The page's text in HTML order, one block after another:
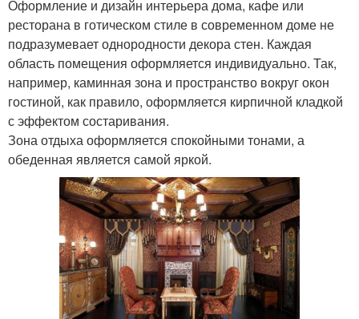
Оформление и дизайн интерьера дома, кафе или
ресторана в готическом стиле в современном доме не
подразумевает однородности декора стен. Каждая
область помещения оформляется индивидуально. Так,
например, каминная зона и пространство вокруг окон
гостиной, как правило, оформляется кирпичной кладкой
с эффектом состаривания.
Зона отдыха оформляется спокойными тонами, а
обеденная является самой яркой.